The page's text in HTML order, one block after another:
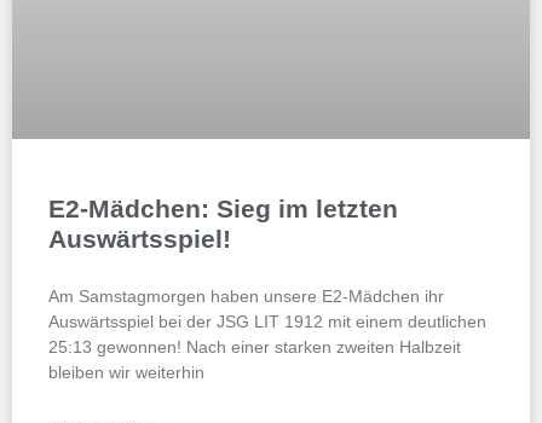
E2-Mädchen: Sieg im letzten
Auswärtsspiel!
Am Samstagmorgen haben unsere E2-Mädchen ihr
Auswärtsspiel bei der JSG LIT 1912 mit einem deutlichen
25:13 gewonnen! Nach einer starken zweiten Halbzeit
bleiben wir weiterhin